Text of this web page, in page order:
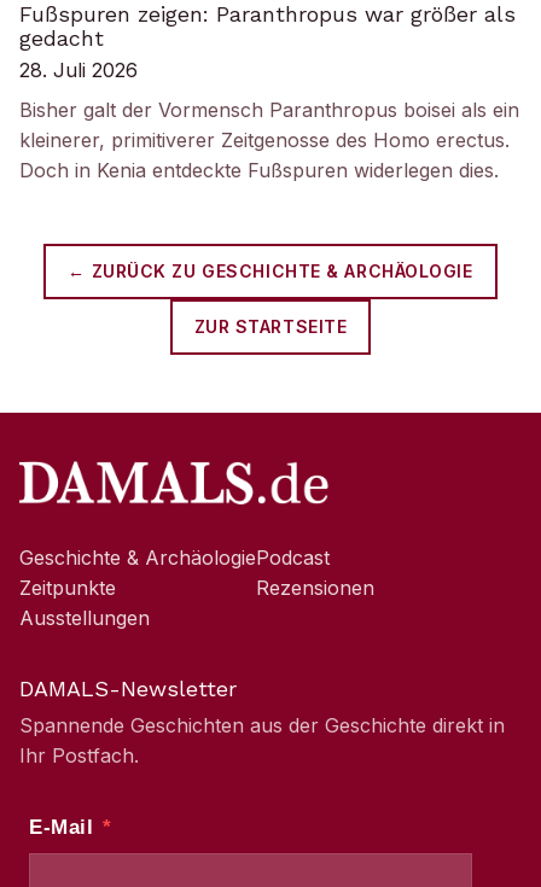
Fußspuren zeigen: Paranthropus war größer als
gedacht
28. Juli 2026
Bisher galt der Vormensch Paranthropus boisei als ein
kleinerer, primitiverer Zeitgenosse des Homo erectus.
Doch in Kenia entdeckte Fußspuren widerlegen dies.
← ZURÜCK ZU GESCHICHTE & ARCHÄOLOGIE
ZUR STARTSEITE
Geschichte & Archäologie
Zeitpunkte
Ausstellungen
Podcast
Rezensionen
DAMALS-Newsletter
Spannende Geschichten aus der Geschichte direkt in
Ihr Postfach.